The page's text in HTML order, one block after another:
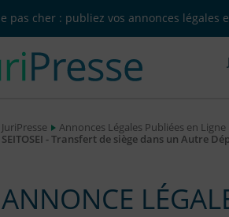
pas cher : publiez vos annonces
JuriPresse
Annonces Légales Publiées en Ligne
SEITOSEI - Transfert de siège dans un Autre
ANNONCE